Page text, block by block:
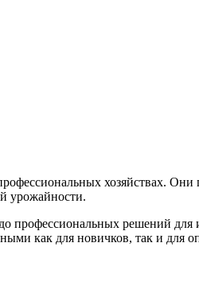
хозяйствах. Они
урожайности.
профессиональных решений для
как для новичков, так и для